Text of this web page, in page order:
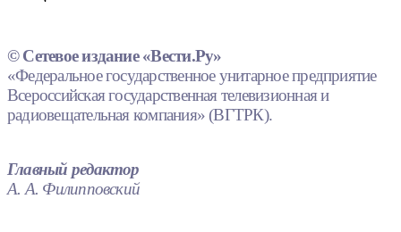
© Сетевое издание «Вести.Ру»
«Федеральное государственное унитарное предприятие
Всероссийская государственная телевизионная и
радиовещательная компания» (ВГТРК).
Главный редактор
А. А. Филипповский